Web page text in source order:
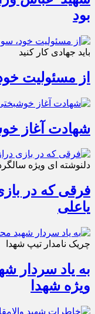
بود
باید جهادی کار کنید
از مسئولیت
شهادت آغاز
دلنوشته ای ویژه
فرقی که در
یاعلی
چریک نامدار تیپ شهدا
به یاد سردار
ویژه شهدا